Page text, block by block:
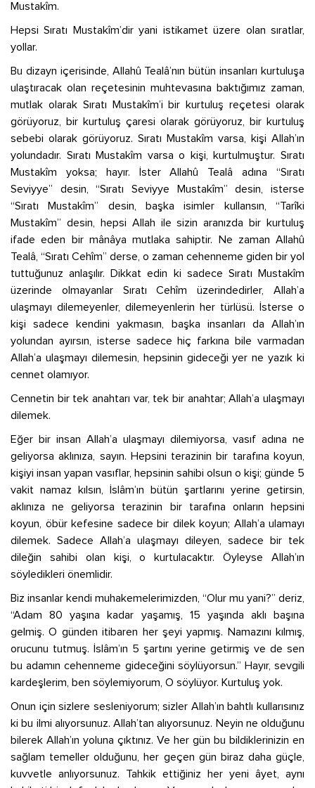
Mustakîm.
Hepsi Sıratı Mustakîm’dir yani istikamet üzere olan sıratlar,
yollar.
Bu dizayn içerisinde, Allahû Tealâ’nın bütün insanları kurtuluşa
ulaştıracak olan reçetesinin muhtevasına baktığımız zaman,
mutlak olarak Sıratı Mustakîm’i bir kurtuluş reçetesi olarak
görüyoruz, bir kurtuluş çaresi olarak görüyoruz, bir kurtuluş
sebebi olarak görüyoruz. Sıratı Mustakîm varsa, kişi Allah’ın
yolundadır. Sıratı Mustakîm varsa o kişi, kurtulmuştur. Sıratı
Mustakîm yoksa; hayır. İster Allahû Tealâ adına “Sıratı
Seviyye” desin, “Sıratı Seviyye Mustakîm” desin, isterse
“Sıratı Mustakîm” desin, başka isimler kullansın, “Tarîki
Mustakîm” desin, hepsi Allah ile sizin aranızda bir kurtuluş
ifade eden bir mânâya mutlaka sahiptir. Ne zaman Allahû
Tealâ, “Sıratı Cehîm” derse, o zaman cehenneme giden bir yol
tuttuğunuz anlaşılır. Dikkat edin ki sadece Sıratı Mustakîm
üzerinde olmayanlar Sıratı Cehîm üzerindedirler, Allah’a
ulaşmayı dilemeyenler, dilemeyenlerin her türlüsü. İsterse o
kişi sadece kendini yakmasın, başka insanları da Allah’ın
yolundan ayırsın, isterse sadece hiç farkına bile varmadan
Allah’a ulaşmayı dilemesin, hepsinin gideceği yer ne yazık ki
cennet olamıyor.
Cennetin bir tek anahtarı var, tek bir anahtar; Allah’a ulaşmayı
dilemek.
Eğer bir insan Allah’a ulaşmayı dilemiyorsa, vasıf adına ne
geliyorsa aklınıza, sayın. Hepsini terazinin bir tarafına koyun,
kişiyi insan yapan vasıflar, hepsinin sahibi olsun o kişi; günde 5
vakit namaz kılsın, İslâm’ın bütün şartlarını yerine getirsin,
aklınıza ne geliyorsa terazinin bir tarafına onların hepsini
koyun, öbür kefesine sadece bir dilek koyun; Allah’a ulamayı
dilemek. Sadece Allah’a ulaşmayı dileyen, sadece bir tek
dileğin sahibi olan kişi, o kurtulacaktır. Öyleyse Allah’ın
söyledikleri önemlidir.
Biz insanlar kendi muhakemelerimizden, “Olur mu yani?” deriz,
“Adam 80 yaşına kadar yaşamış, 15 yaşında aklı başına
gelmiş. O günden itibaren her şeyi yapmış. Namazını kılmış,
orucunu tutmuş. İslâm’ın 5 şartını yerine getirmiş ve de sen
bu adamın cehenneme gideceğini söylüyorsun.” Hayır, sevgili
kardeşlerim, ben söylemiyorum, O söylüyor. Kurtuluş yok.
Onun için sizlere sesleniyorum; sizler Allah’ın bahtlı kullarısınız
ki bu ilmi alıyorsunuz. Allah’tan alıyorsunuz. Neyin ne olduğunu
bilerek Allah’ın yoluna çıktınız. Ve her gün bu bildiklerinizin en
sağlam temeller olduğunu, her geçen gün biraz daha güçle,
kuvvetle anlıyorsunuz. Tahkik ettiğiniz her yeni âyet, aynı